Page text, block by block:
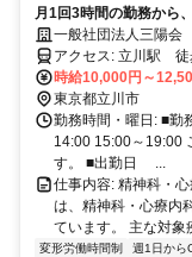
月1回3時間の勤務から
合わせて勤務設計が可能
一般社団法人三陽会
アクセス: 立川
時給10,000円～
東京都立川市
勤務時間・曜日: ■勤
14:00 15:00～19:00
す。 ■出勤日 ...
仕事内容: 精神科・
は、精神科・心療内
ています。 主な対象
変形労働時間制 週1日から